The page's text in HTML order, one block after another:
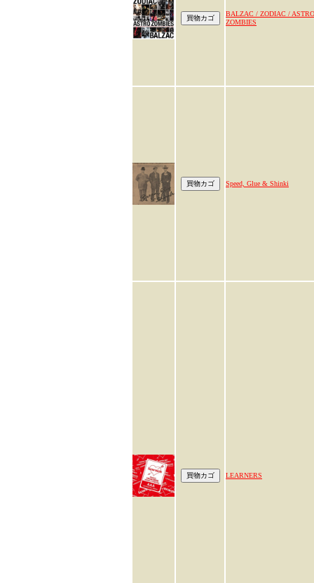
BALZAC / ZODIAC / ASTRO
ZOMBIES
Speed, Glue & Shinki
LEARNERS